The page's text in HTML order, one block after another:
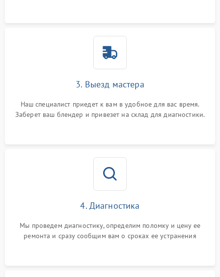
3. Выезд мастера
Наш специалист приедет к вам в удобное для вас время.
Заберет ваш блендер и привезет на склад для диагностики.
4. Диагностика
Мы проведем диагностику, определим поломку и цену ее
ремонта и сразу сообщим вам о сроках ее устранения